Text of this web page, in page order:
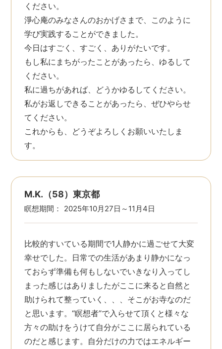
ください。
淨心庵のみなさんのおかげさまで、このように
学び実践することができました。
今日はすごく、すごく、ありがたいです。
もし私にまちがったことがあったら、ゆるして
ください。
私に過ちがあれば、どうかゆるしてください。
私がお返しできることがあったら、ぜひやらせ
てください。
これからも、どうぞよろしくお願いいたしま
す。
M.K.（58）東京都
瞑想期間： 2025年10月27日～11月4日
比較的すいている期間で1人静かに過ごせて大変
幸せでした。日常での生活があまり静かになっ
ておらず準備も何もしないでいきなり入ってし
まった感じはありましたがここに来ると自然と
助けられて整っていく、、、そこがお寺なのだ
と思います。“瞑想者”で入らせて頂くと様々な
方々の助けをうけて自分がここに居られている
のだと感じます。自分だけの力ではエネルギー